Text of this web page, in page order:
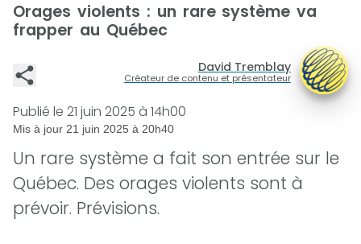
Orages violents : un rare système va
frapper au Québec
David Tremblay
Créateur de contenu et présentateur
Publié le 21 juin 2025 à 14h00
Mis à jour 21 juin 2025 à 20h40
Un rare système a fait son entrée sur le
Québec. Des orages violents sont à
prévoir. Prévisions.